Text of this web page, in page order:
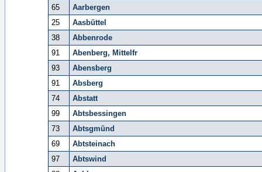
65
Aarbergen
25
Aasbüttel
38
Abbenrode
91
Abenberg, Mittelfr
93
Abensberg
91
Absberg
74
Abstatt
99
Abtsbessingen
73
Abtsgmünd
69
Abtsteinach
97
Abtswind